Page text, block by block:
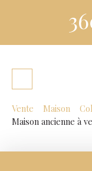
Vente Maison
Maison ancienne à